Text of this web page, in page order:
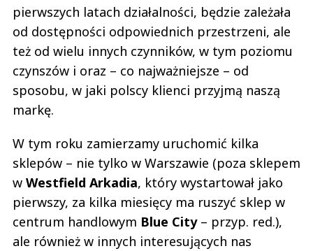
pierwszych latach działalności, będzie zależała
od dostępności odpowiednich przestrzeni, ale
też od wielu innych czynników, w tym poziomu
czynszów i oraz – co najważniejsze – od
sposobu, w jaki polscy klienci przyjmą naszą
markę.
W tym roku zamierzamy uruchomić kilka
sklepów – nie tylko w Warszawie (poza sklepem
w Westfield Arkadia, który wystartował jako
pierwszy, za kilka miesięcy ma ruszyć sklep w
centrum handlowym Blue City– przyp. red.),
ale również w innych interesujących nas